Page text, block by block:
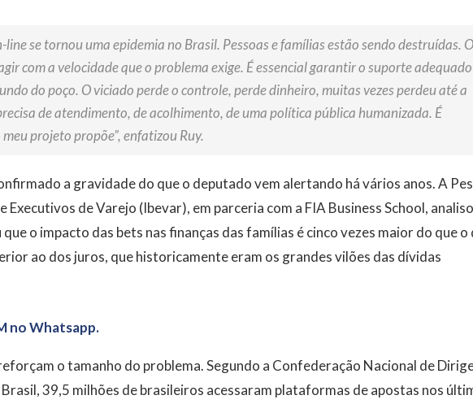
line se tornou uma epidemia no Brasil. Pessoas e famílias estão sendo destruídas. O
com a velocidade que o problema exige. É essencial garantir o suporte adequado
do poço. O viciado perde o controle, perde dinheiro, muitas vezes perdeu até a
de atendimento, de acolhimento, de uma política pública humanizada. É
projeto propõe”, enfatizou Ruy.
a gravidade do que o deputado vem alertando há vários anos. A
de Varejo (Ibevar), em parceria com a FIA Business School,
o impacto das bets nas finanças das famílias é cinco vezes maior do que o
ao dos juros, que historicamente eram os grandes vilões das dívidas
no Whatsapp.
o tamanho do problema. Segundo a Confederação Nacional de
Brasil, 39,5 milhões de brasileiros acessaram plataformas de apostas nos